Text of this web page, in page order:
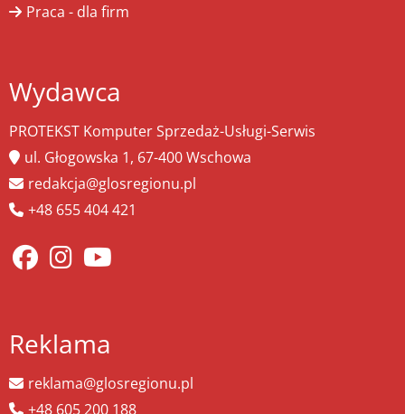
Praca - dla firm
Wydawca
PROTEKST Komputer Sprzedaż-Usługi-Serwis
ul. Głogowska 1, 67-400 Wschowa
redakcja@glosregionu.pl
+48 655 404 421
Reklama
reklama@glosregionu.pl
+48 605 200 188